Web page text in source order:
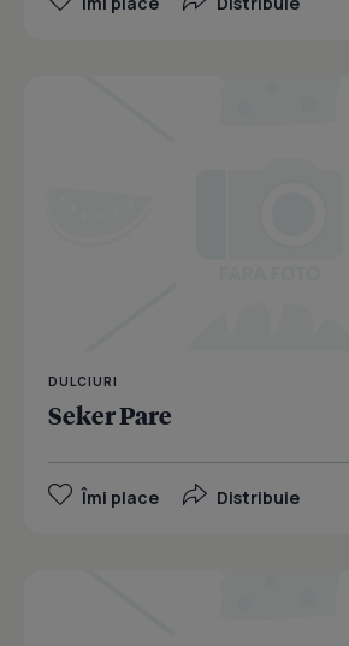
DULCIURI
Seker Pare
Îmi place Distribuie